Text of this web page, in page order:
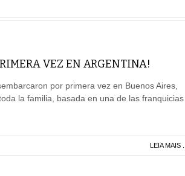
VEZ EN ARGENTINA!
por primera vez en Buenos Aires,
la familia, basada en una de las franquicias
LEIA MAIS ...